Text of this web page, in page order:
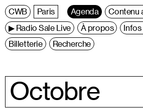
Centre
Wallonie
Bruxelles
Paris Agenda
Contenu
▶ Radio Sale Live
À propos
Billetterie
Recherche
Octobre